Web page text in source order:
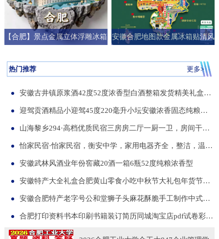
【合肥】景点金属立体浮雕冰箱 安徽合肥地图款金属冰箱贴清风
热门推荐 更多>
安徽古井镇原浆酒42度52度浓香型白酒整箱发货精美礼盒纯粮食白酒
迎驾贡酒精品小迎驾45度220毫升小坛安徽浓香固态纯粮酒整箱12瓶
山海黎乡294·高档优质民宿三房房二厅一厨一卫，房间干净整洁，可短住，可长租
怡家民宿·怡家民宿，衡安中学，家用电器齐全，整洁，温馨，可短租，月租
安徽武林风酒业年份窖藏20酒一箱6瓶52度纯粮浓香型
安徽特产大全礼盒合肥黄山零食小吃中秋节大礼包年货节送伴手礼品
安徽合肥特产老字号公和堂狮子头麻花酥脆手工制作中式糕点伴手礼
合肥打印资料书本印刷书籍装订简历同城淘宝店pdf试卷彩色a34讲义